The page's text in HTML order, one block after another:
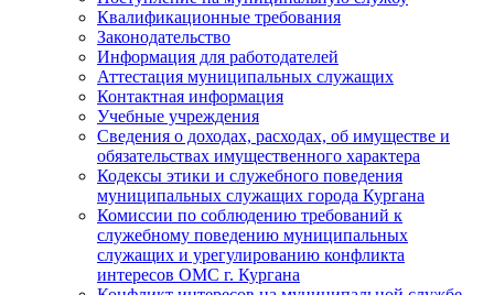
Квалификационные требования
Законодательство
Информация для работодателей
Аттестация муниципальных служащих
Контактная информация
Учебные учреждения
Сведения о доходах, расходах, об имуществе и
обязательствах имущественного характера
Кодексы этики и служебного поведения
муниципальных служащих города Кургана
Комиссии по соблюдению требований к
служебному поведению муниципальных
служащих и урегулированию конфликта
интересов ОМС г. Кургана